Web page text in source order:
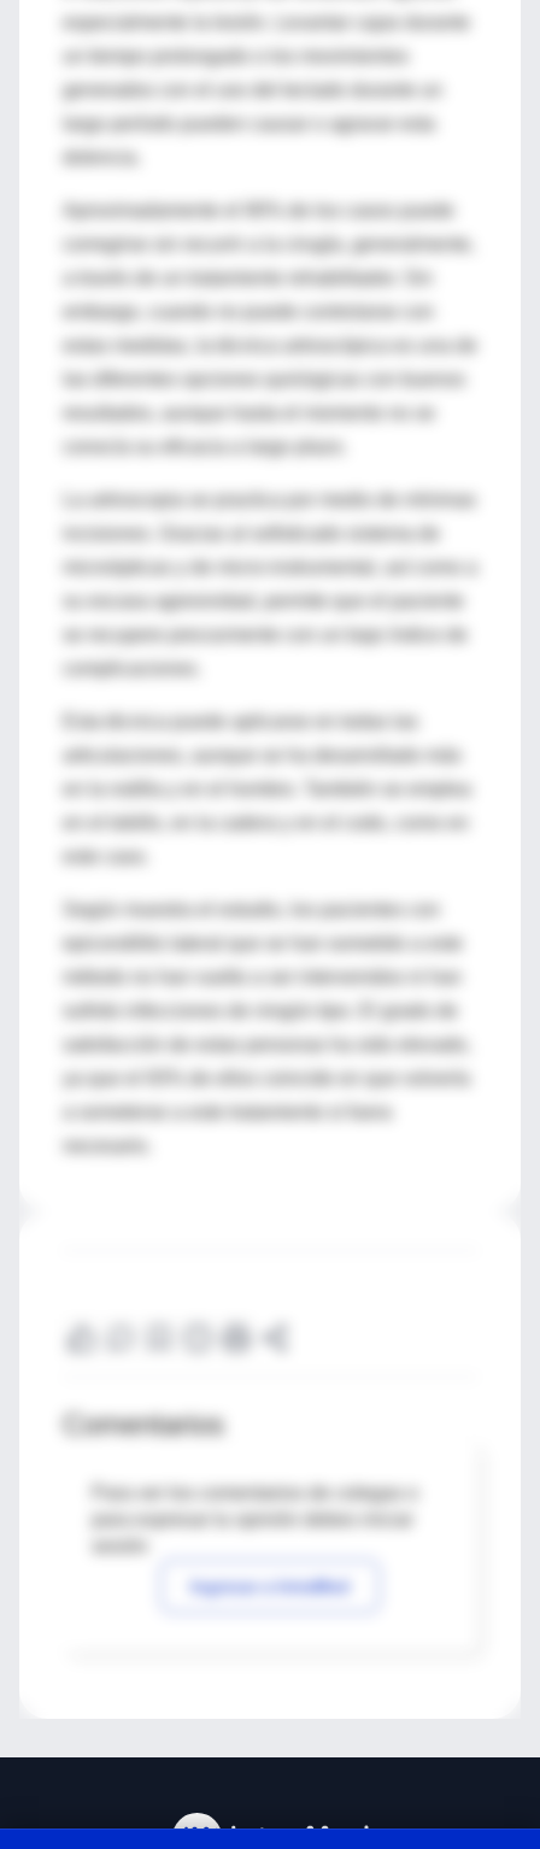
especialmente la lesión. Levantar cajas durante
un tiempo prolongado o los movimientos
generados con el uso del teclado durante un
largo período pueden causar o agravar esta
corregirse sin recurrir a la cirugía, generalmente,
embargo, cuando no puede controlarse con
las diferentes opciones quirúrgicas con buenos
resultados, aunque hasta el momento no se
conocía su eficacia a largo plazo.
su escasa agresividad, permite que el paciente
se recupere precozmente con un bajo índice de
Esta técnica puede aplicarse en todas las
articulaciones, aunque se ha desarrollado más
Según muestra el estudio, los pacientes con
sufrido infecciones de ningún tipo. El grado de
Comentarios
Para ver los comentarios de colegas o
Ingresar a IntraMed